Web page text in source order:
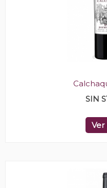
SIN
Ver